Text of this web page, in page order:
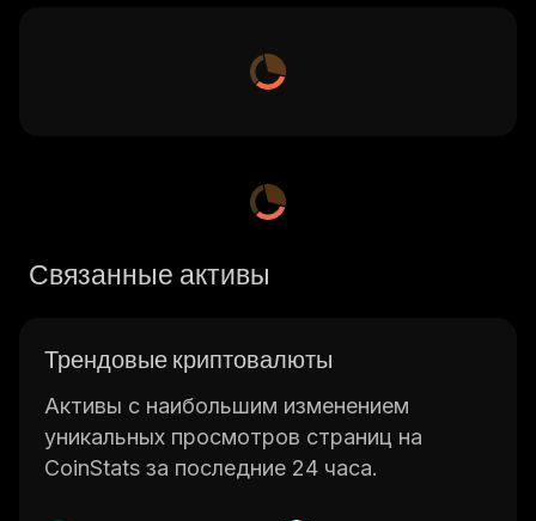
Связанные активы
Трендовые криптовалюты
Активы с наибольшим изменением
уникальных просмотров страниц на
CoinStats за последние 24 часа.